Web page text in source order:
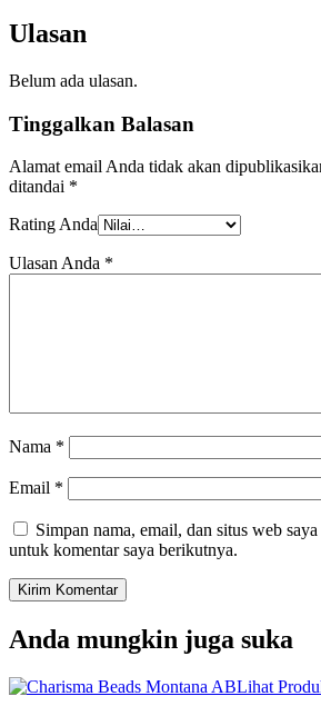
Ulasan
Belum ada ulasan.
Tinggalkan Balasan
Alamat email Anda tidak akan
ditandai *
Rating Anda
Ulasan Anda *
Nama *
Email *
Simpan nama, email, dan situs web
untuk komentar saya berikutnya.
Anda mungkin juga suka
Lihat